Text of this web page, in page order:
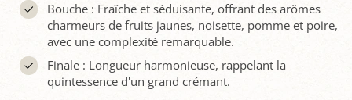
Bouche : Fraîche et séduisante, offrant des arômes
charmeurs de fruits jaunes, noisette, pomme et poire,
avec une complexité remarquable.
Finale : Longueur harmonieuse, rappelant la
quintessence d'un grand crémant.